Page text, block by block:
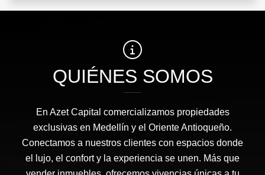
QUIÉNES SOMOS
En Azet Capital comercializamos propiedades
exclusivas en Medellín y el Oriente Antioqueño.
Conectamos a nuestros clientes con espacios donde
el lujo, el confort y la experiencia se unen. Más que